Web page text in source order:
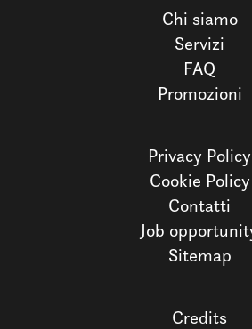
Chi siamo
Servizi
FAQ
Promozioni
Privacy Policy
Cookie Policy
Contatti
Job
Sitemap
Credits